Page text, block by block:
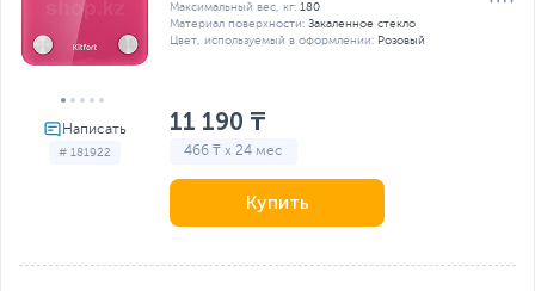
# 181922
Максимальный вес, кг: 180
Материал поверхности: Закаленное стекло
Цвет, используемый в оформлении: Розовый
11 190 ₸
466 ₸ x 24 мес
Купить